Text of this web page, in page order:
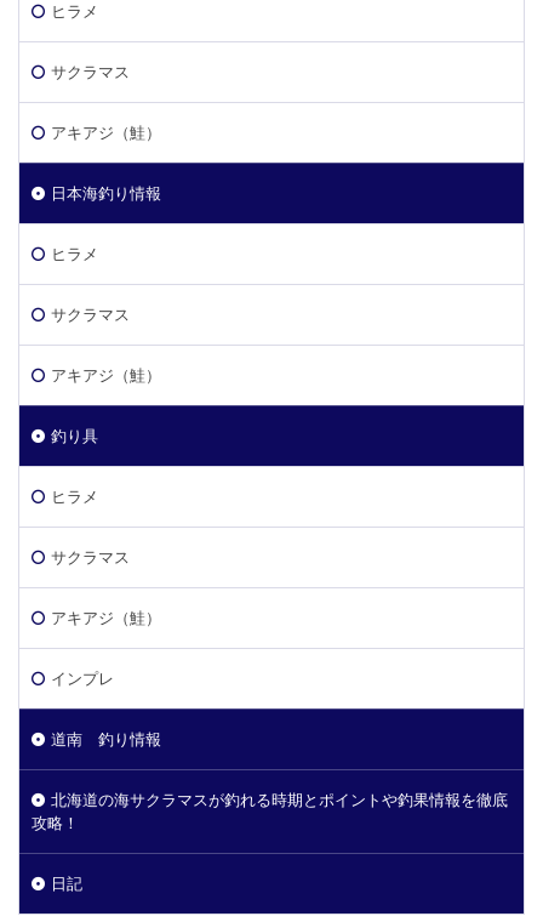
ヒラメ
サクラマス
アキアジ（鮭）
日本海釣り情報
ヒラメ
サクラマス
アキアジ（鮭）
釣り具
ヒラメ
サクラマス
アキアジ（鮭）
インプレ
道南 釣り情報
北海道の海サクラマスが釣れる時期とポイントや釣果情報を徹底
攻略！
日記